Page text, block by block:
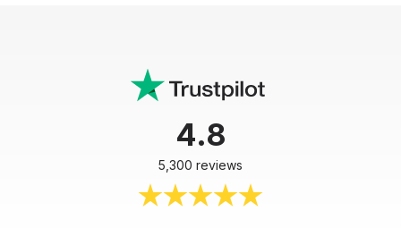
4.8
5,300 reviews